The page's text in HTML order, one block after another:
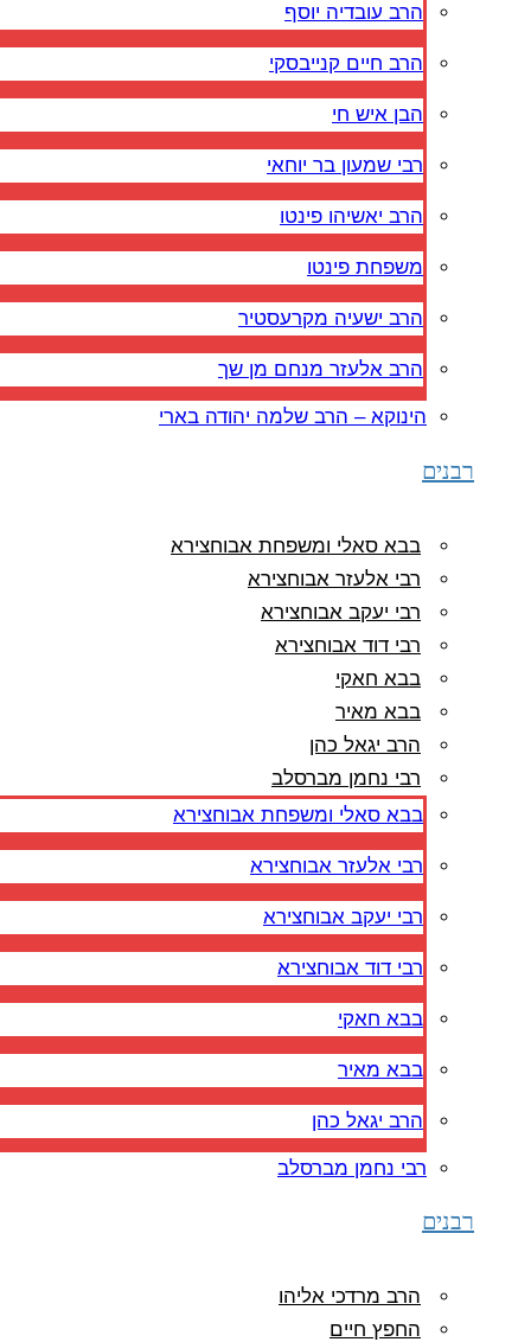
הרב עובדיה יוסף
הרב חיים קנייבסקי
הבן איש חי
רבי שמעון בר יוחאי
הרב יאשיהו פינטו
משפחת פינטו
הרב ישעיה מקרעסטיר
הרב אלעזר מנחם מן שך
הינוקא – הרב שלמה יהודה בארי
בבא סאלי ומשפחת אבוחצירא
רבי אלעזר אבוחצירא
רבי יעקב אבוחצירא
רבי דוד אבוחצירא
בבא חאקי
בבא מאיר
הרב יגאל כהן
רבי נחמן מברסלב
בבא סאלי ומשפחת אבוחצירא
רבי אלעזר אבוחצירא
רבי יעקב אבוחצירא
רבי דוד אבוחצירא
בבא חאקי
בבא מאיר
הרב יגאל כהן
רבי נחמן מברסלב
הרב מרדכי אליהו
החפץ חיים